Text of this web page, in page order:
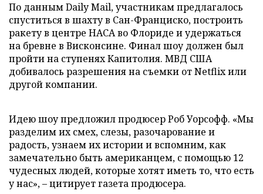
По данным Daily Mail, участникам предлагалось
спуститься в шахту в Сан-Франциско, построить
ракету в центре НАСА во Флориде и удержаться
на бревне в Висконсине. Финал шоу должен был
пройти на ступенях Капитолия. МВД США
добивалось разрешения на съемки от Netflix или
другой компании.
Идею шоу предложил продюсер Роб Уорсофф. «Мы
разделим их смех, слезы, разочарование и
радость, узнаем их истории и вспомним, как
замечательно быть американцем, с помощью 12
чудесных людей, которые хотят иметь то, что есть
у нас», – цитирует газета продюсера.